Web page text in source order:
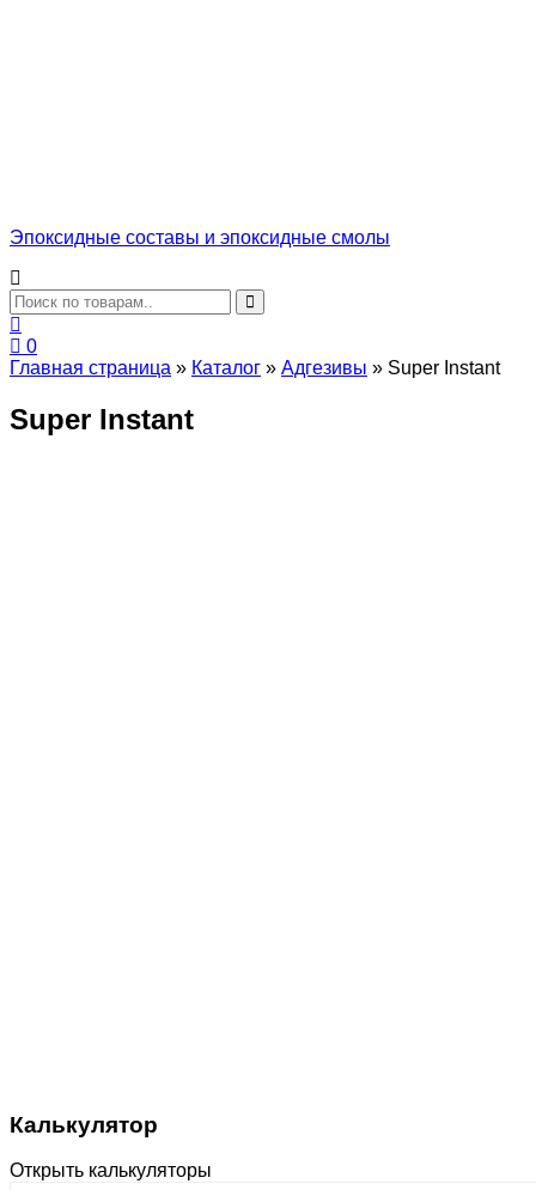
Эпоксидные составы и эпоксидные смолы
0
Главная страница » Каталог » Адгезивы » Super Instant
Super Instant
Калькулятор
Открыть калькуляторы